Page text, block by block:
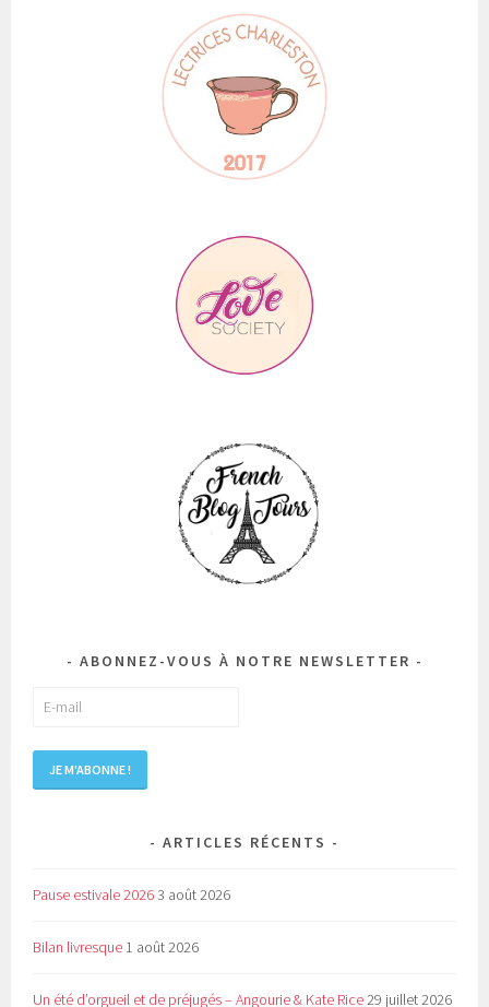
ABONNEZ-VOUS À NOTRE NEWSLETTER
ARTICLES RÉCENTS
Pause estivale 20263 août 2026
Bilan livresque 1 août 2026
Un été d’orgueil et de préjugés – Angourie & Kate Rice29 juillet 2026